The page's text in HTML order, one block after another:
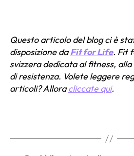
Questo articolo del blog ci è
disposizione daFit for Life. Fit
svizzera dedicata al fitness,
di resistenza. Volete leggere
articoli? Alloracliccate qui.